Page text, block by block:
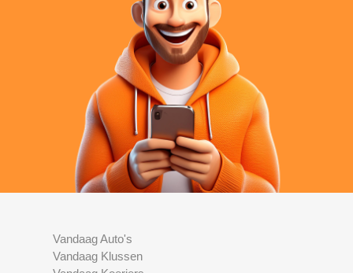
Vandaag Auto's
Vandaag Klussen